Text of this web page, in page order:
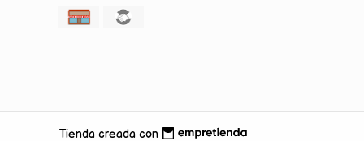
Tienda creada con